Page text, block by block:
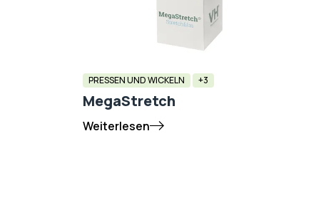
PRESSEN UND WICKELN +3
MegaStretch
Weiterlesen